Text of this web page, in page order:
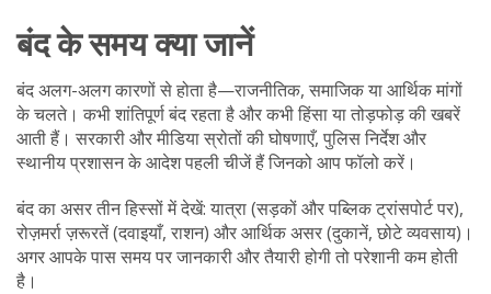
बंद के समय क्या जानें
बंद अलग-अलग कारणों से होता है—राजनीतिक, समाजिक या आर्थिक मांगों
के चलते। कभी शांतिपूर्ण बंद रहता है और कभी हिंसा या तोड़फोड़ की खबरें
आती हैं। सरकारी और मीडिया स्रोतों की घोषणाएँ, पुलिस निर्देश और
स्थानीय प्रशासन के आदेश पहली चीजें हैं जिनको आप फॉलो करें।
बंद का असर तीन हिस्सों में देखें: यात्रा (सड़कों और पब्लिक ट्रांसपोर्ट पर),
रोज़मर्रा ज़रूरतें (दवाइयाँ, राशन) और आर्थिक असर (दुकानें, छोटे व्यवसाय)।
अगर आपके पास समय पर जानकारी और तैयारी होगी तो परेशानी कम होती
है।